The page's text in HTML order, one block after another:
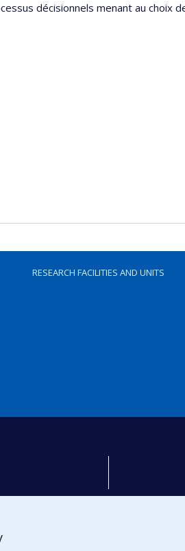
décisionnels menant au choix
RESEARCH FACILITIES AND UNITS